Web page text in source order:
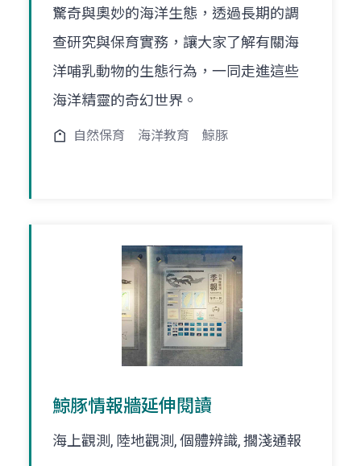
驚奇與奧妙的海洋生態，透過長期的調
查研究與保育實務，讓大家了解有關海
洋哺乳動物的生態行為，一同走進這些
海洋精靈的奇幻世界。
自然保育 海洋教育 鯨豚
鯨豚情報牆延伸閱讀
海上觀測, 陸地觀測, 個體辨識, 擱淺通報